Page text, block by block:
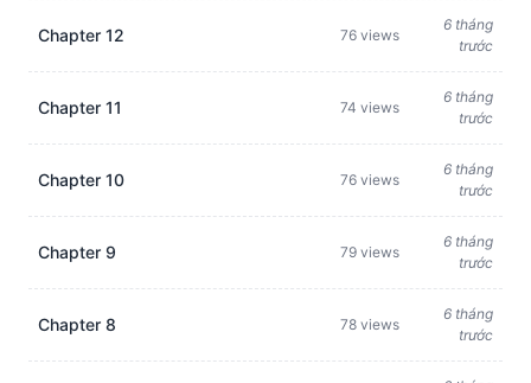
Chapter 12 76 views
6 tháng
trước
Chapter 11 74 views
6 tháng
trước
Chapter 10 76 views
6 tháng
trước
Chapter 9 79 views
6 tháng
trước
Chapter 8 78 views
6 tháng
trước